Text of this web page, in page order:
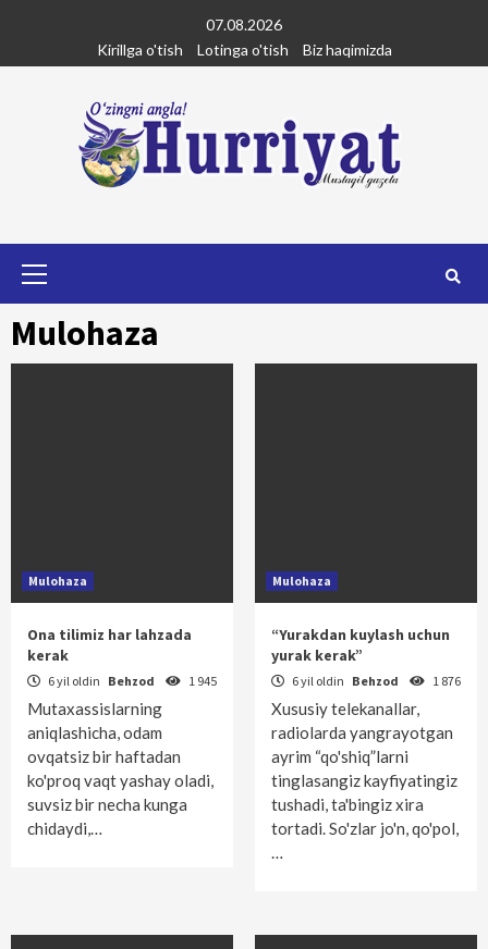
content
07.08.2026
Kirillga o'tish
Lotinga o'tish Biz haqimizda
Mulohaza
Mulohaza
Ona tilimiz har lahzada
kerak
6 yil oldin Behzod 1 945
Mutaxassislarning
aniqlashicha, odam
ovqatsiz bir haftadan
ko'proq vaqt yashay oladi,
suvsiz bir necha kunga
chidaydi,…
Mulohaza
“Yurakdan kuylash uchun
yurak kerak”
6 yil oldin Behzod 1 876
Xususiy telekanallar,
radiolarda yangrayotgan
ayrim “qo'shiq”larni
tinglasangiz kayfiyatingiz
tushadi, ta'bingiz xira
tortadi. So'zlar jo'n, qo'pol,
…